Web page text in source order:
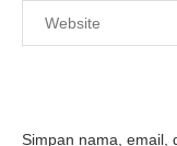
Simpan nama, email,